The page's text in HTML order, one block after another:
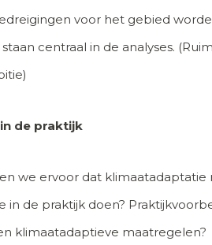
voor het gebied
centraal in de analyses.
de praktijk
we ervoor dat
in de praktijk doen?
klimaatadaptieve maatregelen?